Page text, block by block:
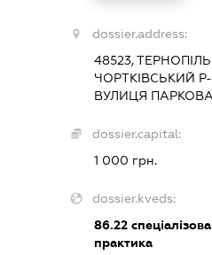
dossier.address:
48523,
ЧОРТКІВСЬКИЙ
ВУЛИЦЯ
dossier.capital:
1 000 грн.
dossier.kveds:
86.22
практика